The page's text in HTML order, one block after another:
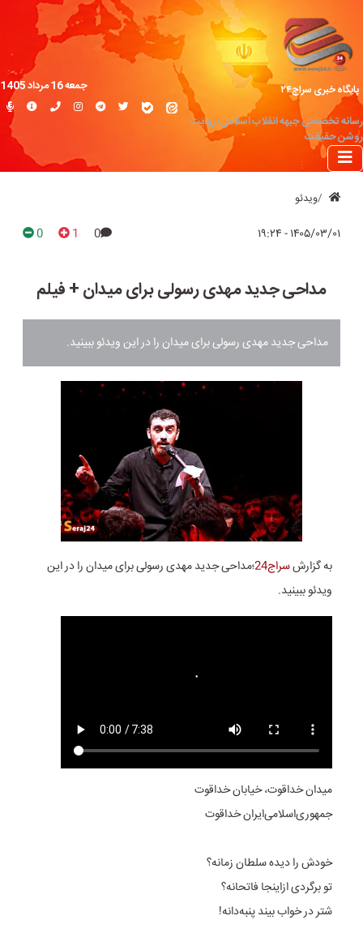
پایگاه خبری سراج۲۴
رسانه تخصصی جبهه انقلاب اسلامی؛ روایت
روشن حقیقت
جمعه 16 مرداد 1405
ویدئو
۱۴۰۵/۰۳/۰۱ - ۱۹:۲۴ 0
1
0
مداحی جدید مهدی رسولی برای میدان + فیلم
مداحی جدید مهدی رسولی برای میدان را در این ویدئو ببینید.
به گزارشسراج24
؛مداحی جدید مهدی رسولی برای میدان را در این
ویدئو ببینید.
میدان خداقوت، خیابان خداقوت
جمهوری‌اسلامی‌ایران خداقوت
خودش را دیده سلطان زمانه؟
تو برگردی ازاینجا فاتحانه؟
شتر در خواب بیند پنبه‌دانه!